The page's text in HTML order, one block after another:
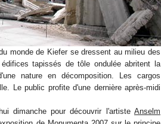
monde de Kiefer se dressent au milieu des
tapissés de tôle ondulée abritent la
nature en décomposition. Les cargos
Le public profite d'une dernière après-midi
dimanche pour découvrir l'artiste Anselm